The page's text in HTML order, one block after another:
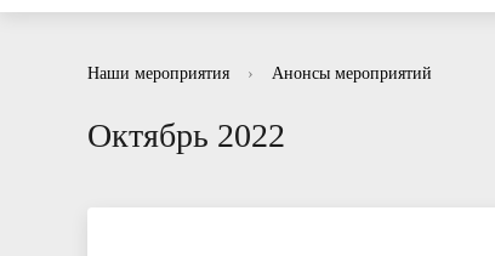
Наши мероприятия › Анонсы мероприятий
Октябрь 2022